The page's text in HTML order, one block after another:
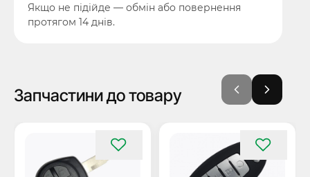
Якщо не підійде — обмін або повернення
протягом 14 днів.
Запчастини до товару